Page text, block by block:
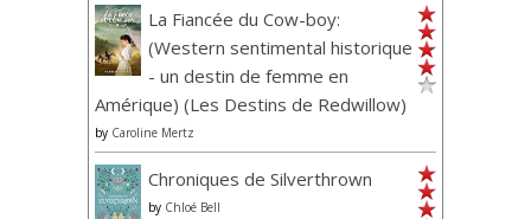
La Fiancée du Cow-boy:
(Western sentimental historique
- un destin de femme en
Amérique) (Les Destins de Redwillow)
by Caroline Mertz
Chroniques de Silverthrown
by Chloé Bell